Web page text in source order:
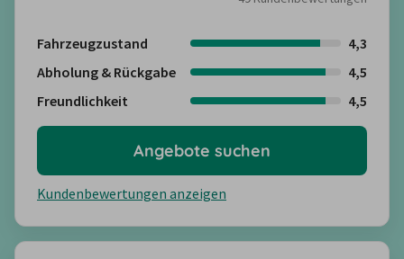
Fahrzeugzustand
4,3
Abholung & Rückgabe
4,5
Freundlichkeit
4,5
Kundenbewertungen anzeigen
Angebote suchen